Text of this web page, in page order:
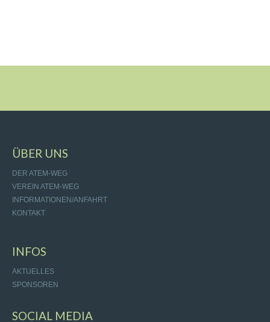
ÜBER UNS
DER ATEM-WEG
VEREIN ATEM-WEG
INFORMATIONEN/ANFAHRT
KONTAKT
INFOS
AKTUELLES
SPONSOREN
SOCIAL MEDIA